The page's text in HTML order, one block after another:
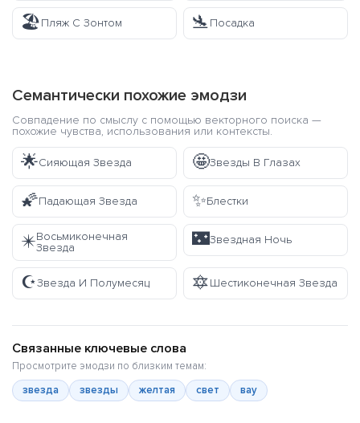
🏖️Пляж С Зонтом 🛬Посадка
Семантически похожие эмодзи
Совпадение по смыслу с помощью векторного поиска —
похожие чувства, использования или контексты.
🌟Сияющая Звезда 🤩Звезды В Глазах
🌠Падающая Звезда ✨Блестки
✴️Восьмиконечная
Звезда
🌃Звездная Ночь
☪️Звезда И Полумесяц 🔯Шестиконечная Звезда
Связанные ключевые слова
Просмотрите эмодзи по близким темам:
звезда
звезды желтая свет вау